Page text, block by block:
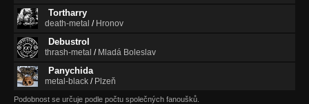
Tortharry
death-metal / Hronov
Debustrol
thrash-metal / Mladá Boleslav
Panychida
metal-black / Plzeň
Podobnost se určuje podle počtu společných fanoušků.